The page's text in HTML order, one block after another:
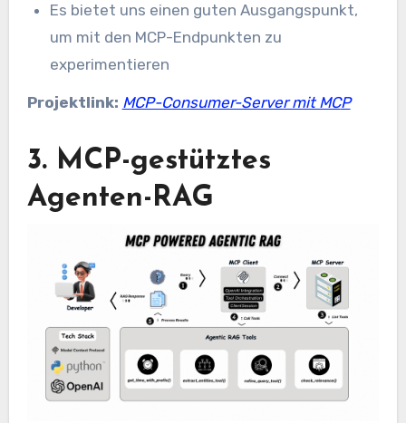
Es bietet uns einen guten Ausgangspunkt,
um mit den MCP-Endpunkten zu
experimentieren
Projektlink: MCP-Consumer-Server mit MCP
3. MCP-gestütztes
Agenten-RAG